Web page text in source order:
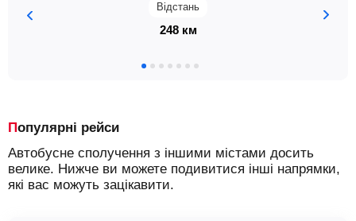
Відстань
248 км
Популярні рейси
Автобусне сполучення з іншими містами досить
велике. Нижче ви можете подивитися інші напрямки,
які вас можуть зацікавити.